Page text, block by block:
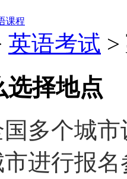
课程
英语考试 >
选择地点
多个城
进行报